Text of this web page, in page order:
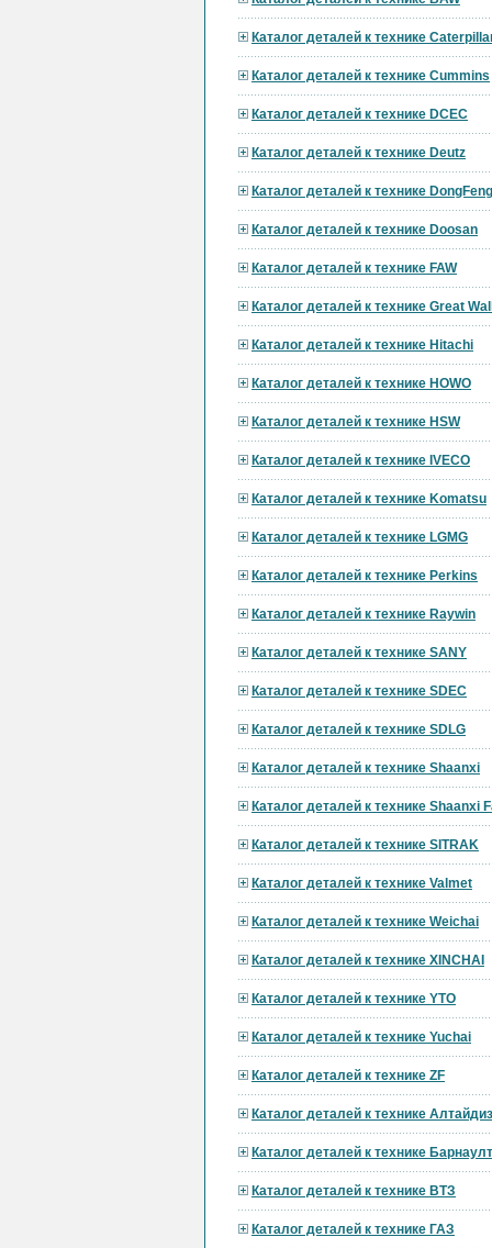
Каталог деталей к технике
Каталог деталей к технике Cummins
Каталог деталей к технике DCEC
Каталог деталей к технике Deutz
Каталог деталей к технике DongFeng
Каталог деталей к технике Doosan
Каталог деталей к технике FAW
Каталог деталей к технике Great
Каталог деталей к технике Hitachi
Каталог деталей к технике HOWO
Каталог деталей к технике HSW
Каталог деталей к технике IVECO
Каталог деталей к технике Komatsu
Каталог деталей к технике LGMG
Каталог деталей к технике Perkins
Каталог деталей к технике Raywin
Каталог деталей к технике SANY
Каталог деталей к технике SDEC
Каталог деталей к технике SDLG
Каталог деталей к технике Shaanxi
Каталог деталей к технике Shaanxi
Каталог деталей к технике SITRAK
Каталог деталей к технике Valmet
Каталог деталей к технике Weichai
Каталог деталей к технике XINCHAI
Каталог деталей к технике YTO
Каталог деталей к технике Yuchai
Каталог деталей к технике ZF
Каталог деталей к технике
Каталог деталей к технике
Каталог деталей к технике ВТЗ
Каталог деталей к технике ГАЗ